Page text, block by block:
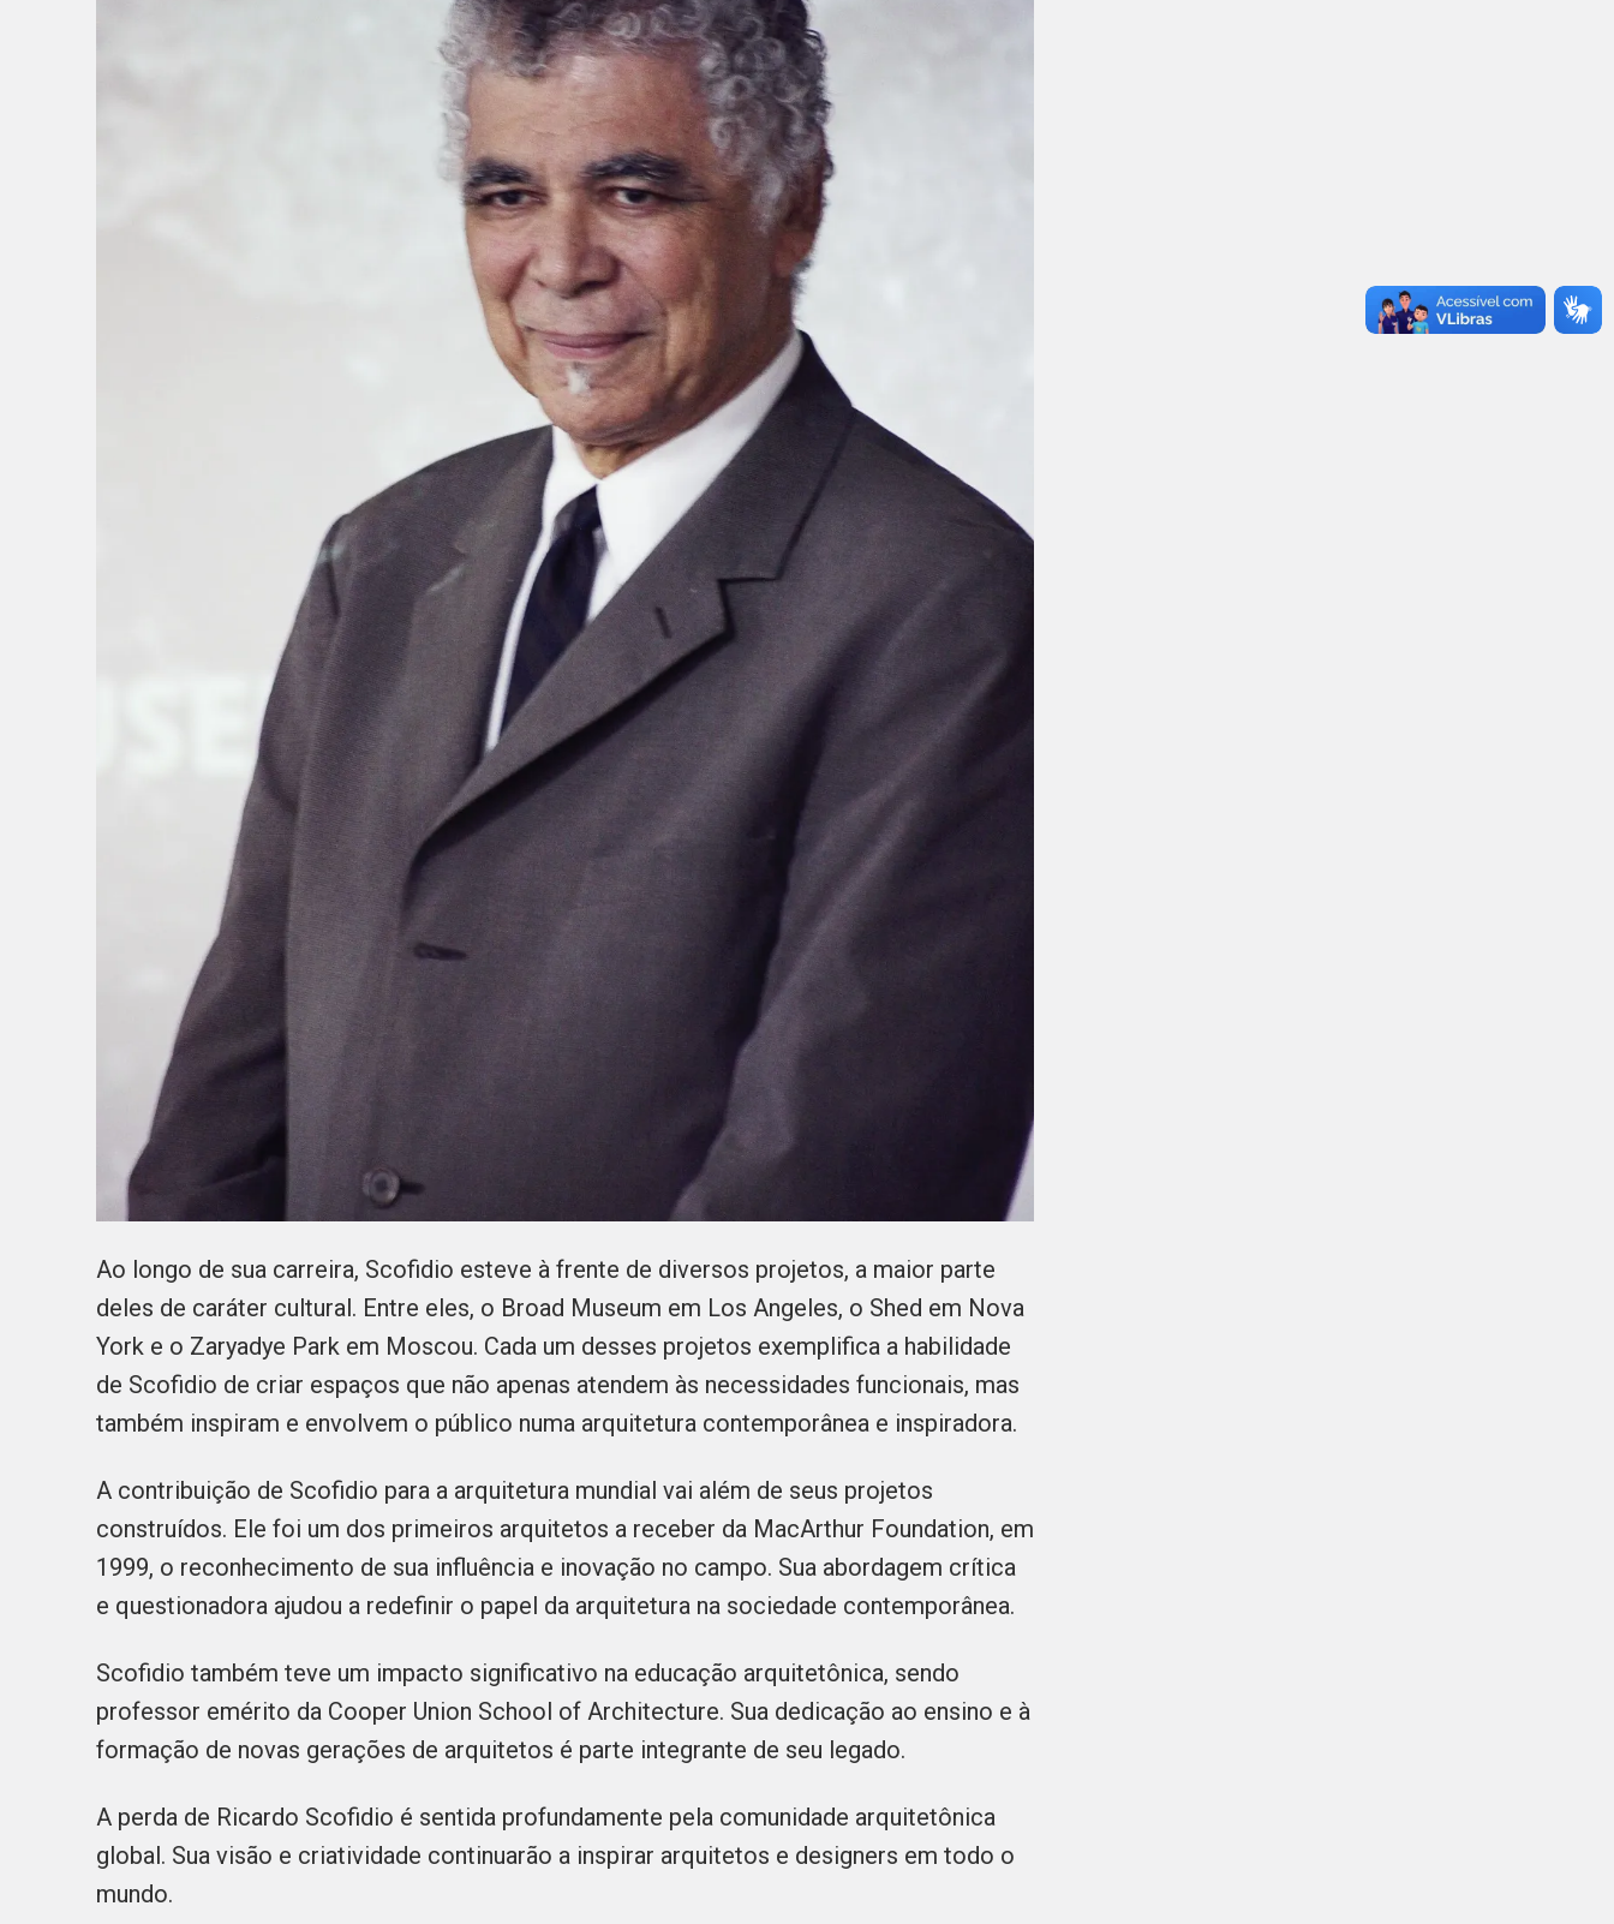
Ao longo de sua carreira, Scofidio esteve à frente de diversos projetos, a maior parte
deles de caráter cultural. Entre eles, o Broad Museum em Los Angeles, o Shed em Nova
York e o Zaryadye Park em Moscou. Cada um desses projetos exemplifica a habilidade
de Scofidio de criar espaços que não apenas atendem às necessidades funcionais, mas
também inspiram e envolvem o público numa arquitetura contemporânea e inspiradora.
A contribuição de Scofidio para a arquitetura mundial vai além de seus projetos
construídos. Ele foi um dos primeiros arquitetos a receber da MacArthur Foundation, em
1999, o reconhecimento de sua influência e inovação no campo. Sua abordagem crítica
e questionadora ajudou a redefinir o papel da arquitetura na sociedade contemporânea.
Scofidio também teve um impacto significativo na educação arquitetônica, sendo
professor emérito da Cooper Union School of Architecture. Sua dedicação ao ensino e à
formação de novas gerações de arquitetos é parte integrante de seu legado.
A perda de Ricardo Scofidio é sentida profundamente pela comunidade arquitetônica
global. Sua visão e criatividade continuarão a inspirar arquitetos e designers em todo o
mundo.